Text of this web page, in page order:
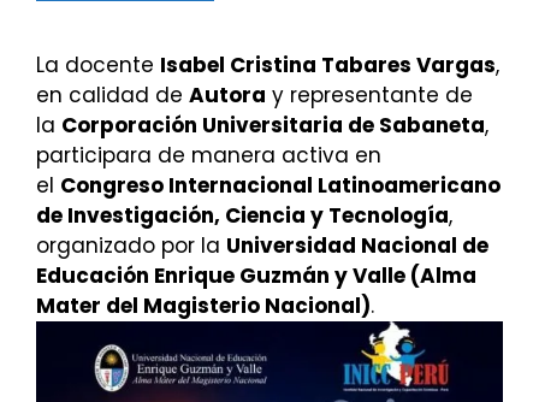
La docente Isabel Cristina Tabares Vargas,
en calidad de Autora y representante de
la Corporación Universitaria de Sabaneta,
participara de manera activa en
el Congreso Internacional Latinoamericano
de Investigación, Ciencia y Tecnología,
organizado por la Universidad Nacional de
Educación Enrique Guzmán y Valle (Alma
Mater del Magisterio Nacional).